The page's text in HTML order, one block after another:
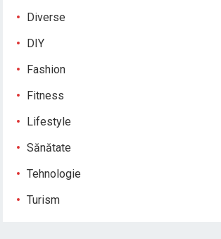
Diverse
DIY
Fashion
Fitness
Lifestyle
Sănătate
Tehnologie
Turism